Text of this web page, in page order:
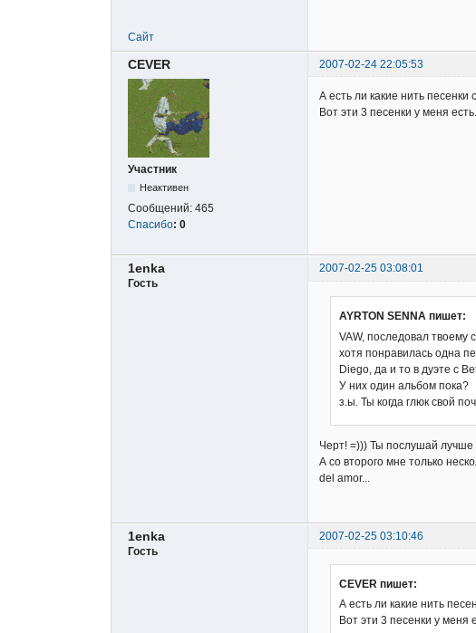
Сайт
CEVER 2007-02-24 22:05:53
Участник
Неактивен
Сообщений: 465
Спасибо: 0
А есть ли какие нить песенки
Вот эти 3 песенки у меня есть.
1enka
2007-02-25 03:08:01
Гость
AYRTON SENNA пишет:
VAW, последовал твоему
хотя понравилась одна
Diego, да и то в дуэте с
У них один альбом пока?
з.ы. Ты когда глюк свой
Черт! =))) Ты послушай лучше
А со второго мне только
del amor...
1enka
2007-02-25 03:10:46
Гость
CEVER пишет:
А есть ли какие нить
Вот эти 3 песенки у меня